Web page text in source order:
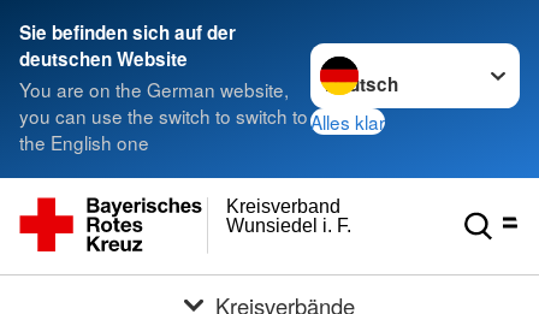
Sie befinden sich auf der
deutschen Website
You are on the German website,
you can use the switch to switch to
the English one
Sprache wechseln zu
Alles klar
Wunsiedel i. F.
Kreisverband
Kreisverbände